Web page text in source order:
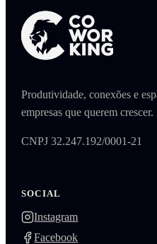
Produtividade, conexões e
empresas que querem crescer.
CNPJ 32.247.192/0001-21
SOCIAL
Instagram
Facebook